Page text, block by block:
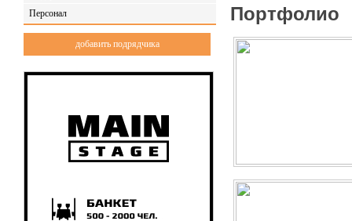
Персонал
добавить подрядчика
Портфолио